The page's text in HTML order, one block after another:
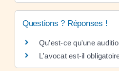
Questions ? Réponses !
Qu'est-ce qu'une
L'avocat est-il